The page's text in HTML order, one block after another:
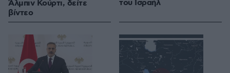
Άλμπιν Κούρτι, δείτε
βίντεο
του Ισραήλ